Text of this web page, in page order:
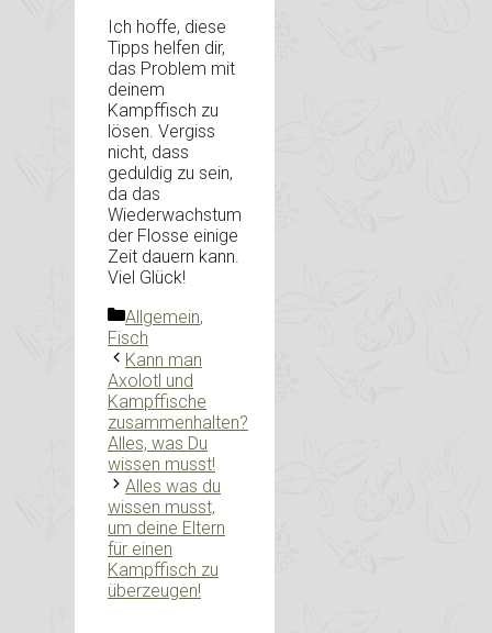
Ich hoffe, diese
Tipps helfen dir,
das Problem mit
deinem
Kampffisch zu
lösen. Vergiss
nicht, dass
geduldig zu sein,
da das
Wiederwachstum
der Flosse einige
Zeit dauern kann.
Viel Glück!
Kategorien
Allgemein,
Fisch
Kann man
Axolotl und
Kampffische
zusammenhalten?
Alles, was Du
wissen musst!
Alles was du
wissen musst,
um deine Eltern
für einen
Kampffisch zu
überzeugen!